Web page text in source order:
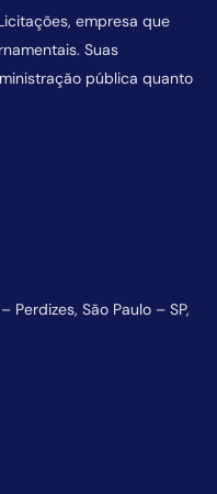
empresa que
Suas
pública quanto
Perdizes, São Paulo – SP,